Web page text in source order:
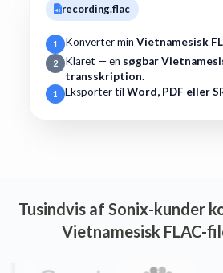
recording.flac
1 Konverter min Vietnamesisk
2 Klaret — en søgbar
transskription.
1 Eksporter til Word, PDF eller
Tusindvis af Sonix-kunder
Vietnamesisk FLAC-